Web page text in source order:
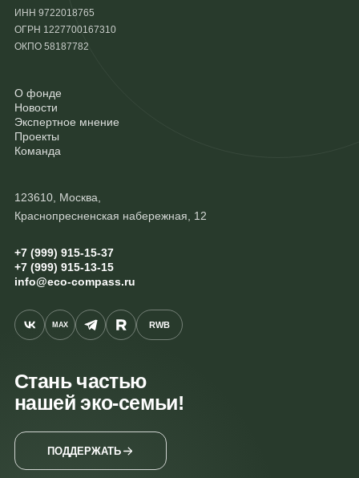
ИНН 9722018765
ОГРН 1227700167310
ОКПО 58187782
О фонде
Новости
Экспертное мнение
Проекты
Команда
123610, Москва,
Краснопресненская набережная, 12
+7 (999) 915-15-37
+7 (999) 915-13-15
info@eco-compass.ru
MAX RWB
Стань частью
нашей эко-семьи!
ПОДДЕРЖАТЬ